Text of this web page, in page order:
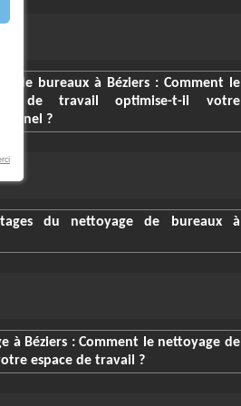
de bureaux à Béziers : Comment le
de travail optimise-t-il votre
?
du nettoyage de bureaux à
à Béziers : Comment le nettoyage de
espace de travail ?